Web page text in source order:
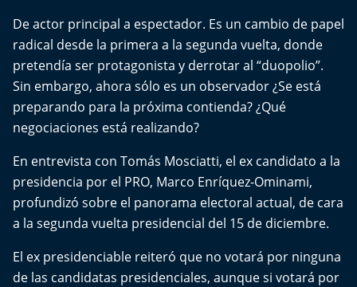
El Mejor País de Chile
Te invito a tomar once
Bío Bío en Ruta
Chiche cuadra y su parrilla
Motorfem
Agenda Propia
De actor principal a espectador. Es un cambio de papel
radical desde la primera a la segunda vuelta, donde
pretendía ser protagonista y derrotar al “duopolio”.
Sin embargo, ahora sólo es un observador ¿Se está
preparando para la próxima contienda? ¿Qué
negociaciones está realizando?
En entrevista con Tomás Mosciatti, el ex candidato a la
presidencia por el PRO, Marco Enríquez-Ominami,
profundizó sobre el panorama electoral actual, de cara
a la segunda vuelta presidencial del 15 de diciembre.
El ex presidenciable reiteró que no votará por ninguna
de las candidatas presidenciales, aunque si votará por